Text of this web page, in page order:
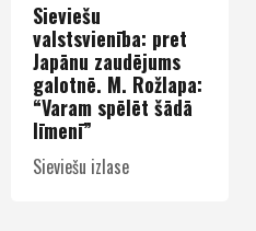
Sieviešu
valstsvienība: pret
Japānu zaudējums
galotnē. M. Rožlapa:
“Varam spēlēt šādā
līmenī”
Sieviešu izlase